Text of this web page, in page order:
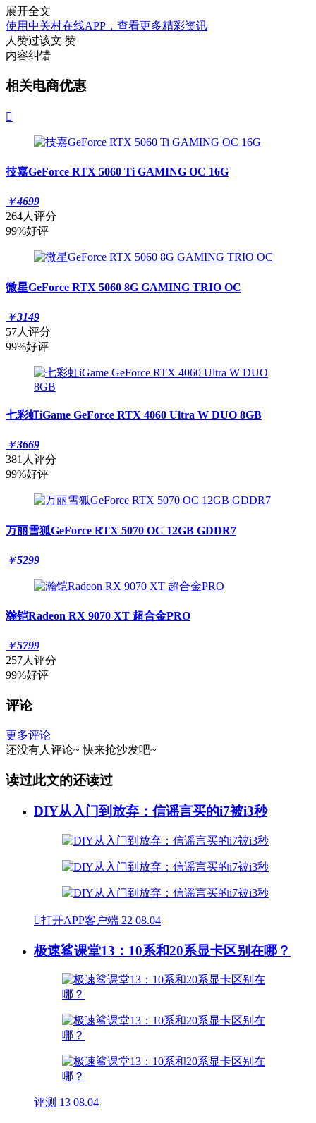
展开全文
使用中关村在线APP，查看更多精彩资讯
人赞过该文 赞
内容纠错
相关电商优惠

技嘉GeForce RTX 5060 Ti GAMING OC 16G
￥4699
264人评分
99%好评
微星GeForce RTX 5060 8G GAMING TRIO OC
￥3149
57人评分
99%好评
七彩虹iGame GeForce RTX 4060 Ultra W DUO 8GB
￥3669
381人评分
99%好评
万丽雪狐GeForce RTX 5070 OC 12GB GDDR7
￥5299
瀚铠Radeon RX 9070 XT 超合金PRO
￥5799
257人评分
99%好评
评论
更多评论
还没有人评论~ 快来抢沙发吧~
读过此文的还读过
DIY从入门到放弃：信谣言买的i7被i3秒
打开APP客户端 22 08.04
极速鲨课堂13：10系和20系显卡区别在哪？
评测 13 08.04